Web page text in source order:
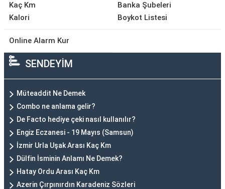
Kaç Km
Kalori
Banka Şubeleri
Boykot Listesi
Online Alarm Kur
SENDEYİM
Müteaddit Ne Demek
Combo ne anlama gelir?
De Facto hediye çeki nasıl kullanılır?
Engiz Eczanesi - 19 Mayıs (Samsun)
İzmir Urla Uşak Arası Kaç Km
Dülfin İsminin Anlamı Ne Demek?
Hatay Ordu Arası Kaç Km
Azerin Çırpınırdın Karadeniz Sözleri